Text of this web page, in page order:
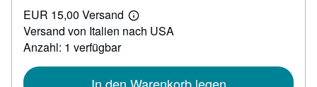
39,00
EUR 15,00 Versand
Weitere
Informationen
Versand von Italien nach USA
Anzahl: 1 verfügbar